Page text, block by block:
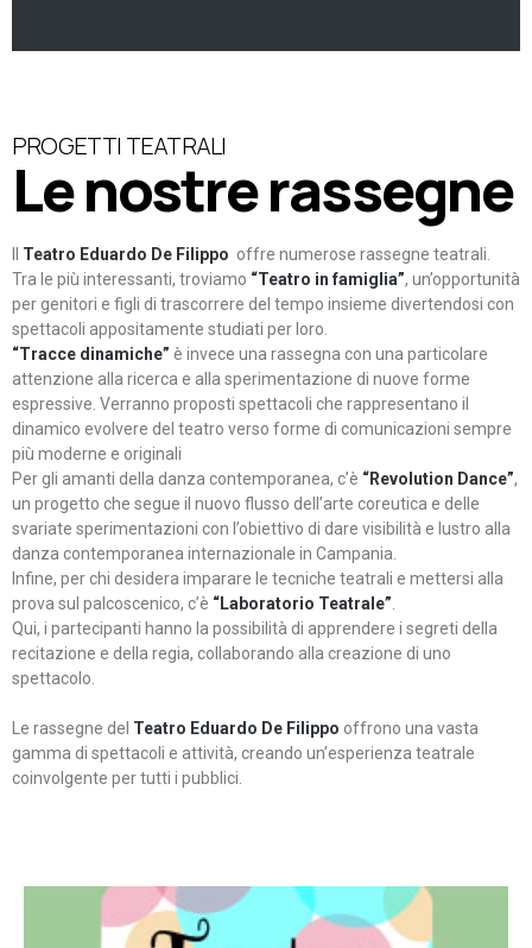
PROGETTI TEATRALI
Le nostre rassegne
Teatro Eduardo De Filippo offre numerose rassegne teatrali.
Tra le più interessanti, troviamo “Teatro in famiglia”, un’opportunità
per genitori e figli di trascorrere del tempo insieme divertendosi con
spettacoli appositamente studiati per loro.
“Tracce dinamiche” è invece una rassegna con una particolare
attenzione alla ricerca e alla sperimentazione di nuove forme
espressive. Verranno proposti spettacoli che rappresentano il
dinamico evolvere del teatro verso forme di comunicazioni sempre
più moderne e originali
Per gli amanti della danza contemporanea, c’è “Revolution Dance”,
un progetto che segue il nuovo flusso dell’arte coreutica e delle
svariate sperimentazioni con l’obiettivo di dare visibilità e lustro alla
danza contemporanea internazionale in Campania.
Infine, per chi desidera imparare le tecniche teatrali e mettersi alla
prova sul palcoscenico, c’è “Laboratorio Teatrale”
Qui, i partecipanti hanno la possibilità di apprendere i segreti della
recitazione e della regia, collaborando alla creazione di uno
spettacolo.
Le rassegne del Teatro Eduardo De Filippo offrono una vasta
gamma di spettacoli e attività, creando un’esperienza teatrale
coinvolgente per tutti i pubblici.